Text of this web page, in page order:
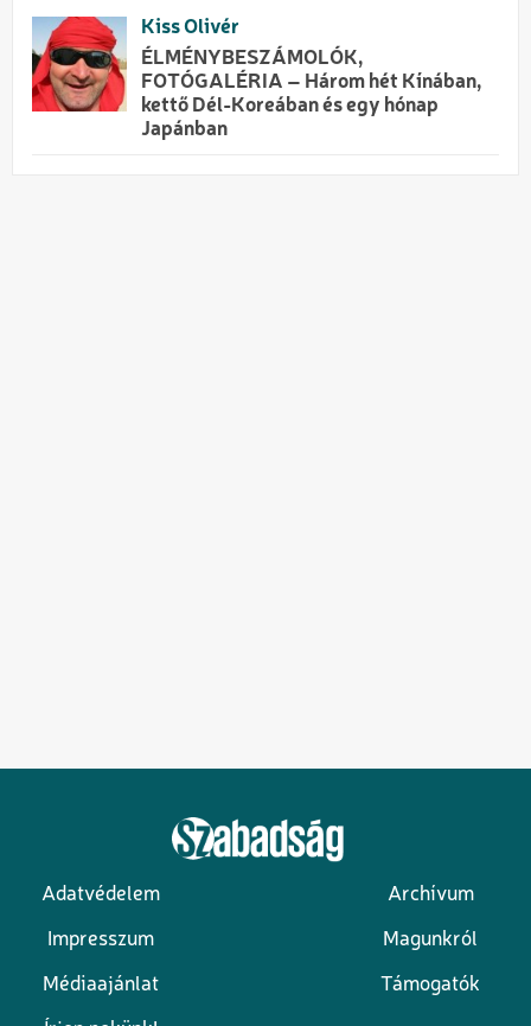
Kiss Olivér
ÉLMÉNYBESZÁMOLÓK,
FOTÓGALÉRIA – Három hét Kínában,
kettő Dél-Koreában és egy hónap
Japánban
Lábléc
Adatvédelem Archívum
Impresszum Magunkról
Médiaajánlat Támogatók